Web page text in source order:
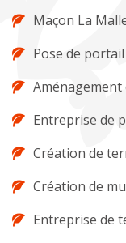
Maçon La
Pose de
Entreprise de
Création de
Création de
Entreprise de